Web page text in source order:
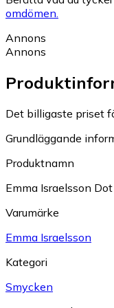
omdömen.
Annons
Annons
Det billigaste priset
Grundläggande
Produktnamn
Emma Israelsson
Varumärke
Emma Israelsson
Kategori
Smycken